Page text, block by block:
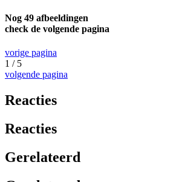
Nog 49 afbeeldingen
check de volgende pagina
vorige pagina
1 / 5
volgende pagina
Reacties
Reacties
Gerelateerd